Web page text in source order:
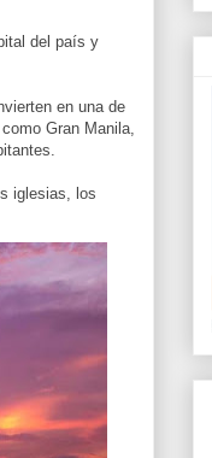
del país y
en una de
Gran Manila,
iglesias, los